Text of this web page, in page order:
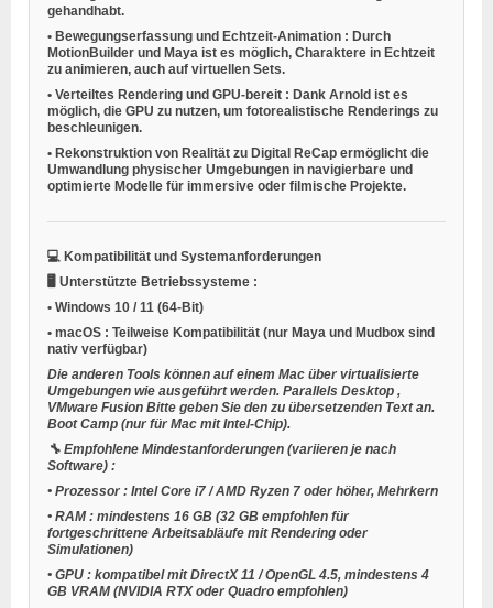
gehandhabt.
• Bewegungserfassung und Echtzeit-Animation : Durch
MotionBuilder und Maya ist es möglich, Charaktere in Echtzeit
zu animieren, auch auf virtuellen Sets.
• Verteiltes Rendering und GPU-bereit : Dank Arnold ist es
möglich, die GPU zu nutzen, um fotorealistische Renderings zu
beschleunigen.
• Rekonstruktion von Realität zu Digital ReCap ermöglicht die
Umwandlung physischer Umgebungen in navigierbare und
optimierte Modelle für immersive oder filmische Projekte.
💻 Kompatibilität und Systemanforderungen
🖥️ Unterstützte Betriebssysteme :
• Windows 10 / 11 (64-Bit)
• macOS : Teilweise Kompatibilität (nur Maya und Mudbox sind
nativ verfügbar)
Die anderen Tools können auf einem Mac über virtualisierte
Umgebungen wie ausgeführt werden. Parallels Desktop ,
VMware Fusion Bitte geben Sie den zu übersetzenden Text an.
Boot Camp (nur für Mac mit Intel-Chip).
🔧 Empfohlene Mindestanforderungen (variieren je nach
Software) :
• Prozessor : Intel Core i7 / AMD Ryzen 7 oder höher, Mehrkern
• RAM : mindestens 16 GB (32 GB empfohlen für
fortgeschrittene Arbeitsabläufe mit Rendering oder
Simulationen)
• GPU : kompatibel mit DirectX 11 / OpenGL 4.5, mindestens 4
GB VRAM (NVIDIA RTX oder Quadro empfohlen)